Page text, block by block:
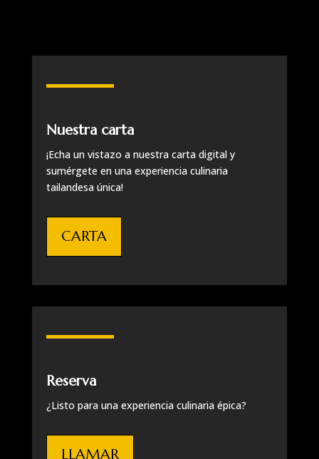
Nuestra carta
¡Echa un vistazo a nuestra carta digital y
sumérgete en una experiencia culinaria
tailandesa única!
CARTA
Reserva
¿Listo para una experiencia culinaria épica?
LLAMAR